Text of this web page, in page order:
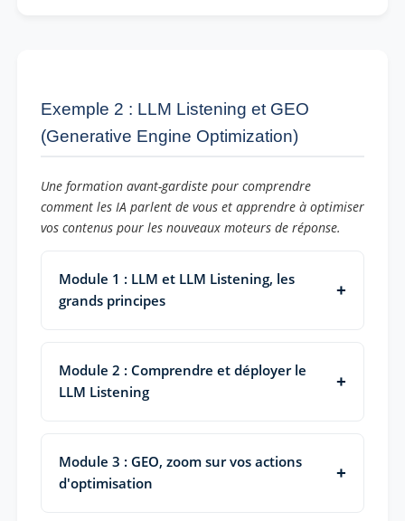
Exemple 2 : LLM Listening et GEO
(Generative Engine Optimization)
Une formation avant-gardiste pour comprendre
comment les IA parlent de vous et apprendre à optimiser
vos contenus pour les nouveaux moteurs de réponse.
Module 1 : LLM et LLM Listening, les
grands principes
Module 2 : Comprendre et déployer le
LLM Listening
Module 3 : GEO, zoom sur vos actions
d'optimisation